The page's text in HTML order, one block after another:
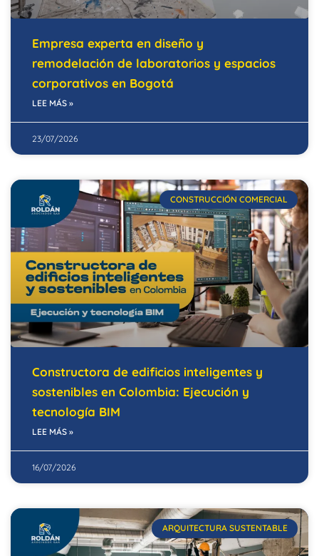
Empresa experta en diseño y
remodelación de laboratorios y espacios
corporativos en Bogotá
LEE MÁS »
23/07/2026
CONSTRUCCIÓN COMERCIAL
Constructora de edificios inteligentes y
sostenibles en Colombia: Ejecución y
tecnología BIM
LEE MÁS »
16/07/2026
ARQUITECTURA SUSTENTABLE